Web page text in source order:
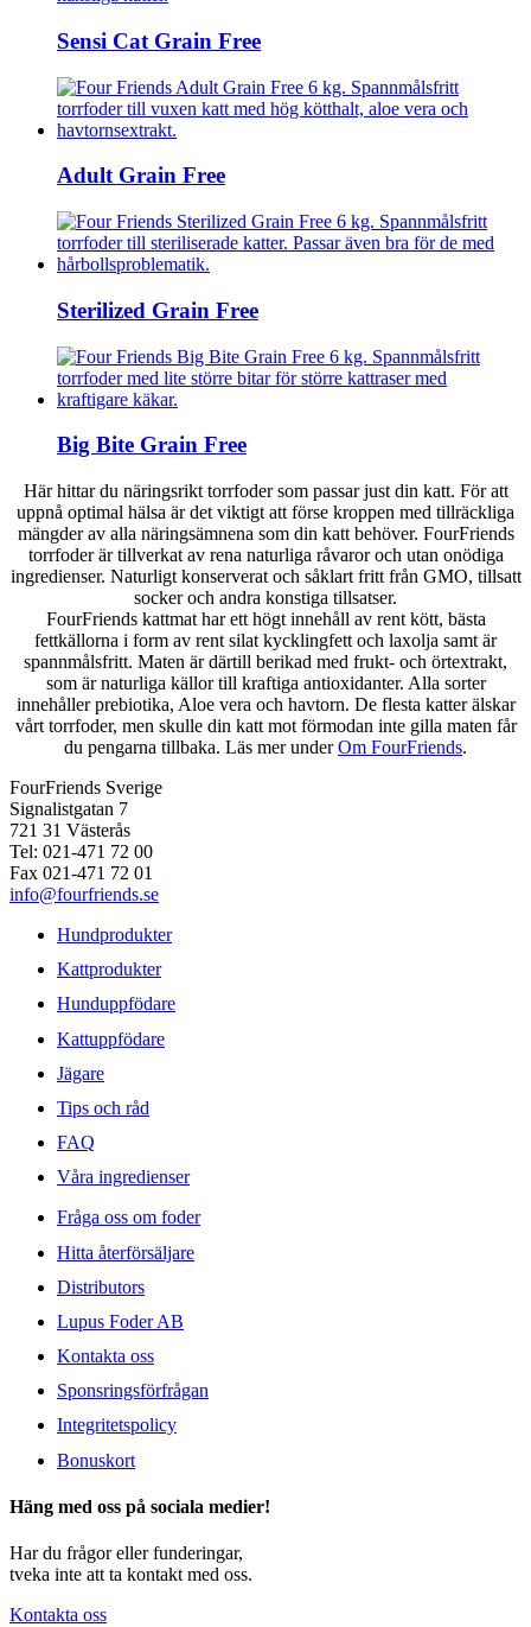
Sensi Cat Grain Free
Adult Grain Free
Sterilized Grain Free
Big Bite Grain Free
Här hittar du näringsrikt torrfoder som passar just din katt. För att
uppnå optimal hälsa är det viktigt att förse kroppen med tillräckliga
mängder av alla näringsämnena som din katt behöver. FourFriends
torrfoder är tillverkat av rena naturliga råvaror och utan onödiga
ingredienser. Naturligt konserverat och såklart fritt från GMO, tillsatt
socker och andra konstiga tillsatser.
FourFriends kattmat har ett högt innehåll av rent kött, bästa
fettkällorna i form av rent silat kycklingfett och laxolja samt är
spannmålsfritt. Maten är därtill berikad med frukt- och örtextrakt,
som är naturliga källor till kraftiga antioxidanter. Alla sorter
innehåller prebiotika, Aloe vera och havtorn. De flesta katter älskar
vårt torrfoder, men skulle din katt mot förmodan inte gilla maten får
du pengarna tillbaka. Läs mer underOm FourFriends.
FourFriends Sverige
Signalistgatan 7
721 31 Västerås
Tel: 021-471 72 00
Fax 021-471 72 01
info@fourfriends.se
Hundprodukter
Kattprodukter
Hunduppfödare
Kattuppfödare
Jägare
Tips och råd
FAQ
Våra ingredienser
Fråga oss om foder
Hitta återförsäljare
Distributors
Lupus Foder AB
Kontakta oss
Sponsringsförfrågan
Integritetspolicy
Bonuskort
Häng med oss på sociala medier!
Har du frågor eller funderingar,
tveka inte att ta kontakt med oss.
Kontakta oss